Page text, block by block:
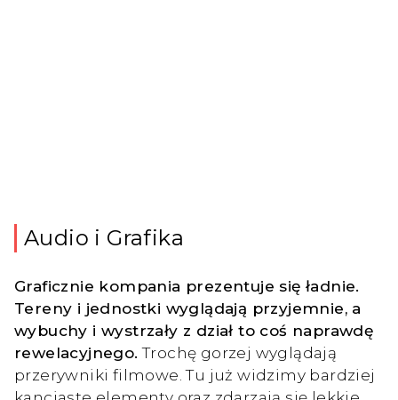
Audio i Grafika
Graficznie kompania prezentuje się ładnie.
Tereny i jednostki wyglądają przyjemnie, a
wybuchy i wystrzały z dział to coś naprawdę
rewelacyjnego. Trochę gorzej wyglądają
przerywniki filmowe. Tu już widzimy bardziej